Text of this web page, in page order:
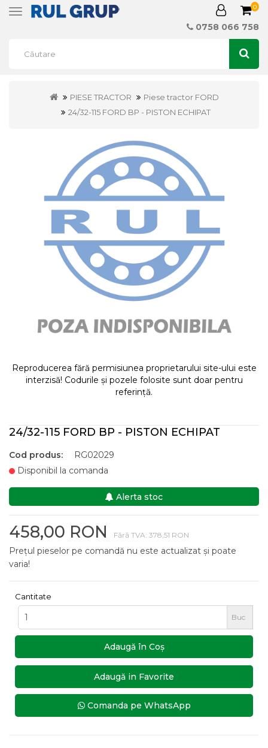
Toggle
0
0758 066 758
PIESE TRACTOR
Piese tractor FORD
24/32-115 FORD BP - PISTON ECHIPAT
Reproducerea fără permisiunea proprietarului site-ului este
interzisă! Codurile și pozele folosite sunt doar pentru
referință.
24/32-115 FORD BP - PISTON ECHIPAT
Cod produs:
RG02029
Disponibil la comanda
Alerta stoc
458,00 RON Fără TVA: 378,51 RON
Prețul pieselor pe comandă nu este actualizat și poate
varia!
Cantitate
Buc
Adaugă în Coş
Adaugă in Favorite
Comanda pe WhatsApp